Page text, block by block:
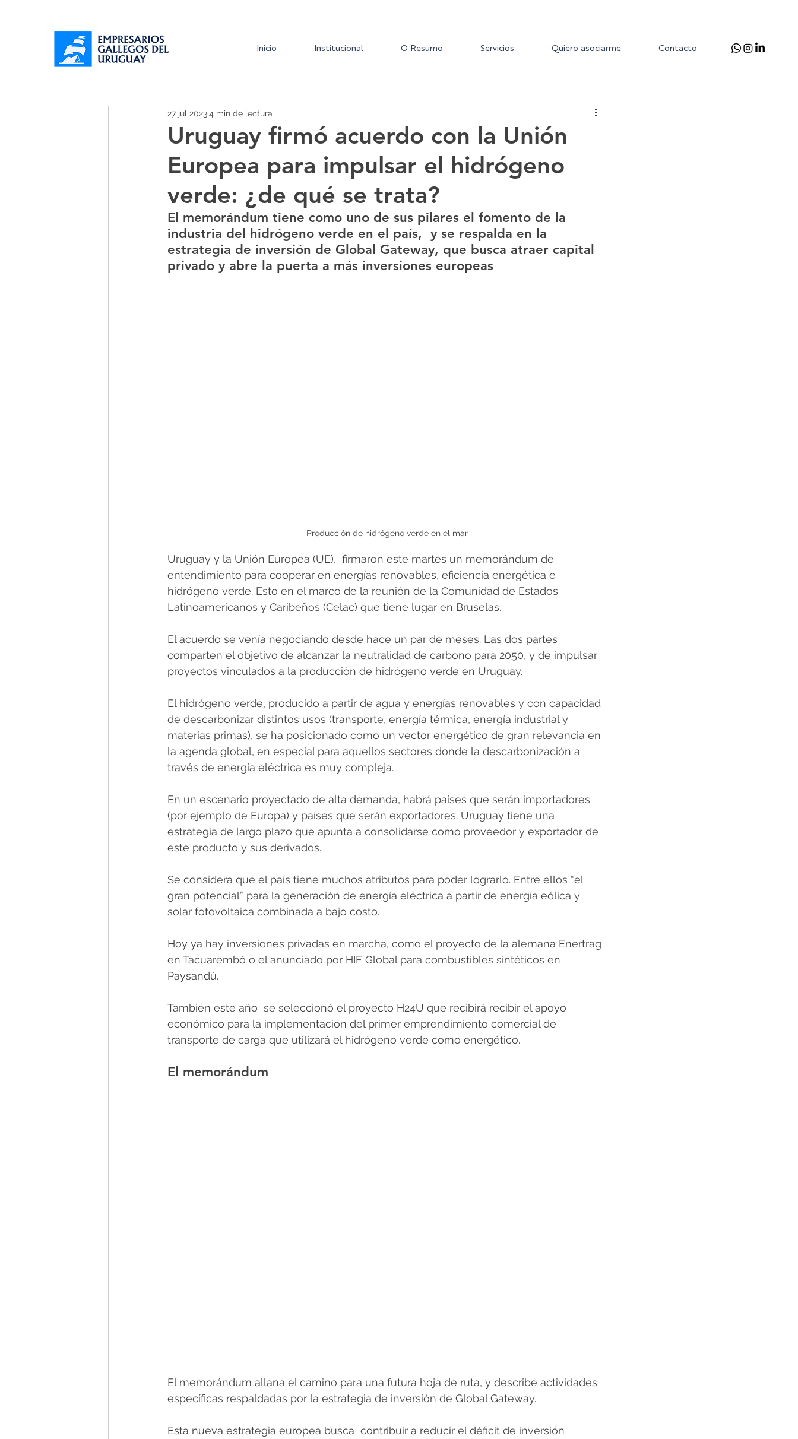
Inicio Institucional O Resumo Servicios Quiero asociarme Contacto
Uruguay firmó acuerdo con la Unión
Europea para impulsar el hidrógeno
verde: ¿de qué se trata?
27 jul 20234 min de lectura
El memorándum tiene como uno de sus pilares el fomento de la
industria del hidrógeno verde en el país,  y se respalda en la
estrategia de inversión de Global Gateway, que busca atraer capital
privado y abre la puerta a más inversiones europeas
Producción de hidrógeno verde en el mar
Uruguay y la Unión Europea (UE),  firmaron este martes un memorándum de
entendimiento para cooperar en energías renovables, eficiencia energética e
hidrógeno verde. Esto en el marco de la reunión de la Comunidad de Estados
Latinoamericanos y Caribeños (Celac) que tiene lugar en Bruselas.
El acuerdo se venía negociando desde hace un par de meses. Las dos partes
comparten el objetivo de alcanzar la neutralidad de carbono para 2050, y de impulsar
proyectos vinculados a la producción de hidrógeno verde en Uruguay.
El hidrógeno verde, producido a partir de agua y energías renovables y con capacidad
de descarbonizar distintos usos (transporte, energía térmica, energía industrial y
materias primas), se ha posicionado como un vector energético de gran relevancia en
la agenda global, en especial para aquellos sectores donde la descarbonización a
través de energía eléctrica es muy compleja.
En un escenario proyectado de alta demanda, habrá países que serán importadores
(por ejemplo de Europa) y países que serán exportadores. Uruguay tiene una
estrategia de largo plazo que apunta a consolidarse como proveedor y exportador de
este producto y sus derivados.
Se considera que el país tiene muchos atributos para poder lograrlo. Entre ellos “el
gran potencial” para la generación de energía eléctrica a partir de energía eólica y
solar fotovoltaica combinada a bajo costo.
Hoy ya hay inversiones privadas en marcha, como el proyecto de la alemana Enertrag
en Tacuarembó o el anunciado por HIF Global para combustibles sintéticos en
Paysandú.
También este año  se seleccionó el proyecto H24U que recibirá recibir el apoyo
económico para la implementación del primer emprendimiento comercial de
transporte de carga que utilizará el hidrógeno verde como energético.
El memorándum
El memorándum allana el camino para una futura hoja de ruta, y describe actividades
específicas respaldadas por la estrategia de inversión de Global Gateway.
Esta nueva estrategia europea busca  contribuir a reducir el déficit de inversión